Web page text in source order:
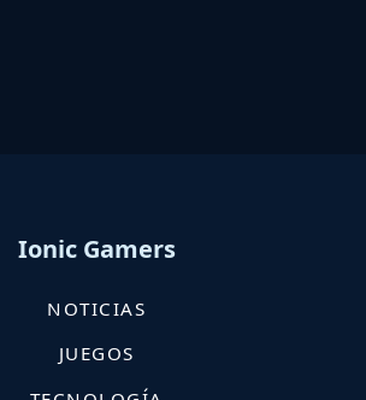
Ionic Gamers
NOTICIAS
JUEGOS